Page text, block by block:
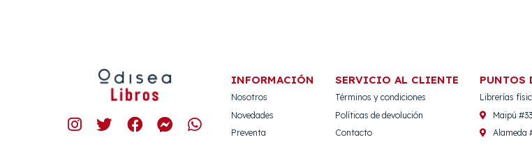
INFORMACIÓN
Nosotros
Novedades
Preventa
SERVICIO AL CLIENTE
Términos y condiciones
Políticas de devolución
Contacto
PUNTOS
Librerías
Maipú
Alameda